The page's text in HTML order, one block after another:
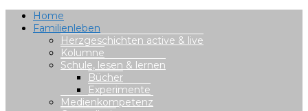
Home
Familienleben
Herzgeschichten active & live
Kolumne
Schule, lesen & lernen
Bücher
Experimente
Medienkompetenz